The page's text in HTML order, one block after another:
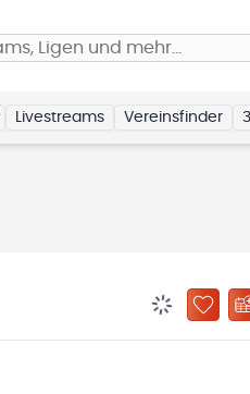
Ligen und mehr…
Livestreams Vereinsfinder
ZU